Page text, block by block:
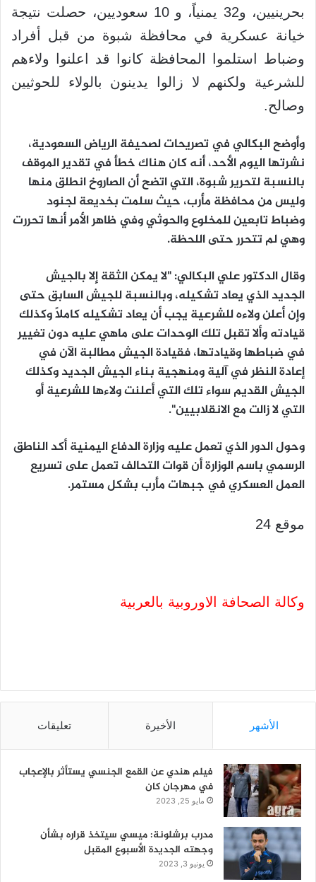
بحرينيين، و32 يمنياً، و 10 سعوديين، حصلت نتيجة
خيانة عسكرية في محافظة شبوة من قبل أفراد
وضباط استلموا المحافظة كانوا قد اعلنوا ولاءهم
للشرعية ولكنهم لا زالوا يدينون بالولاء للحوثيين
وصالح.
وأوضح البكالي في تصريحات لصحيفة الرياض السعودية،
نشرتها اليوم الأحد، أنه كان هناك خطأ في تقدير الموقف
بالنسبة لتحرير شبوة، التي اتضح أن الصاروخ انطلق منها
وليس من محافظة مأرب، حيث سلمت بخديعة لجنود
وضباط تابعين للمخلوع والحوثي وفي ظاهر الأمر أنها تحررت
وهي لم تتحرر حتى اللحظة.
وقال الدكتور علي البكالي: "لا يمكن الثقة إلا بالجيش
الجديد الذي يعاد تشكيله، وبالنسبة للجيش السابق حتى
وإن أعلن ولاءه للشرعية يجب أن يعاد تشكيله كاملاً وكذلك
قيادته وألا تقبل تلك الوحدات على ماهي عليه دون تغيير
في ضباطها وقيادتها، فقيادة الجيش مطالبة الآن في
إعادة النظر في آلية ومنهجية بناء الجيش الجديد وكذلك
الجيش القديم سواء تلك التي أعلنت ولاءها للشرعية أو
التي لا زالت مع الانقلابيين".
وحول الدور الذي تعمل عليه وزارة الدفاع اليمنية أكد الناطق
الرسمي باسم الوزارة أن قوات التحالف تعمل على تسريع
العمل العسكري في جبهات مأرب بشكل مستمر.
موقع 24
وكالة الصحافة الاوروبية بالعربية
الأشهر الأخيرة تعليقات
فيلم هندي عن القمع الجنسي يستأثر بالإعجاب
في مهرجان كان
مايو 25, 2023
مدرب برشلونة: ميسي سيتخذ قراره بشأن
وجهته الجديدة الأسبوع المقبل
يونيو 3, 2023